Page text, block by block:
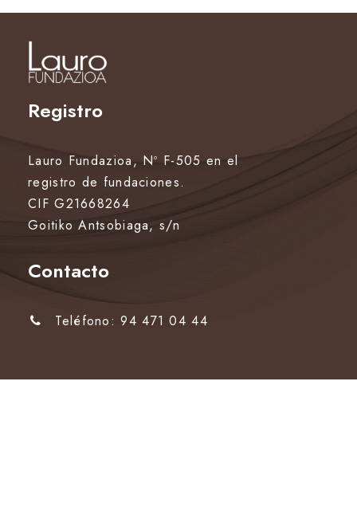
Registro
Lauro Fundazioa, Nº F-505 en el
registro de fundaciones.
CIF G21668264
Goitiko Antsobiaga, s/n
Contacto
Teléfono: 94 471 04 44